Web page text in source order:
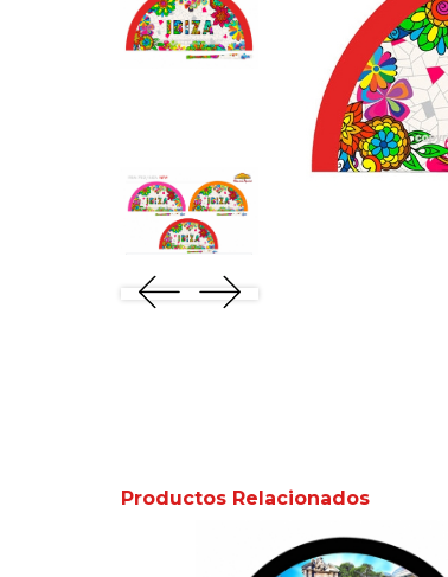
Productos Relacionados